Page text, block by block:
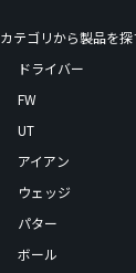
カテゴリから製品を探
ドライバー
FW
UT
アイアン
ウェッジ
パター
ボール